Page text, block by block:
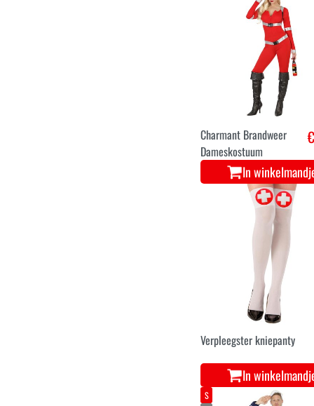
Charmant Brandweer
Dameskostuum
In
Verpleegster kniepanty
In
S